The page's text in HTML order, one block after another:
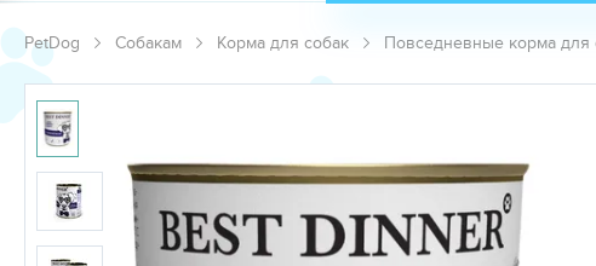
PetDog Собакам Корма для собак Повседневные корма для